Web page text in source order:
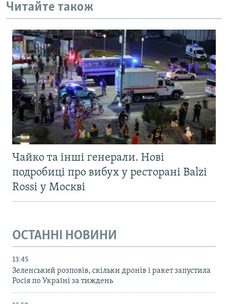
Читайте також
Чайко та інші генерали. Нові
подробиці про вибух у ресторані Balzi
Rossi у Москві
ОСТАННІ НОВИНИ
13:45
Зеленський розповів, скільки дронів і ракет запустила
Росія по Україні за тиждень